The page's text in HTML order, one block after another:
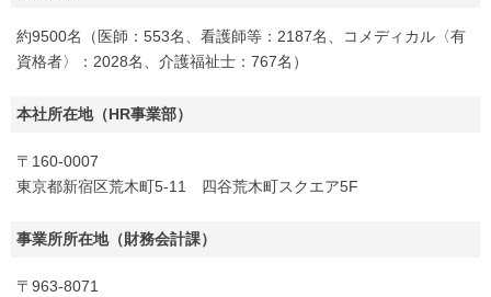
約9500名（医師：553名、看護師等：2187名、コメディカル〈有
資格者〉：2028名、介護福祉士：767名）
本社所在地（HR事業部）
〒160-0007
東京都新宿区荒木町5-11 四谷荒木町スクエア5F
事業所所在地（財務会計課）
〒963-8071